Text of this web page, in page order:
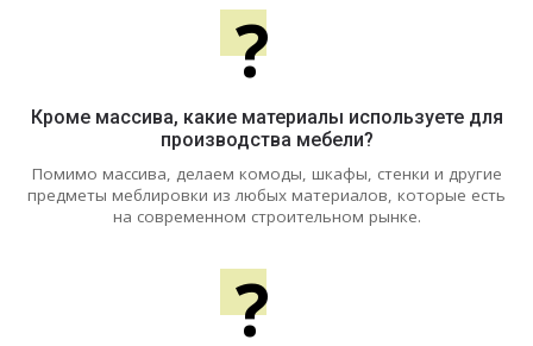
?
Кроме массива, какие материалы используете для
производства мебели?
Помимо массива, делаем комоды, шкафы, стенки и другие
предметы меблировки из любых материалов, которые есть
на современном строительном рынке.
?